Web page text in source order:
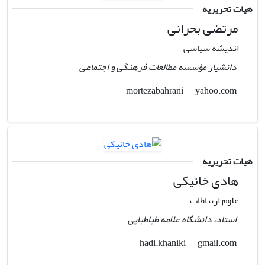
هیات تحریریه
مرتضی بحرانی
اندیشه سیاسی
دانشیار مؤسسه مطالعات فرهنگی و اجتماعی
yahoo.com
هیات تحریریه
هادی خانیکی
علوم ارتباطات
استاد، دانشگاه علامه طباطبایی
gmail.com